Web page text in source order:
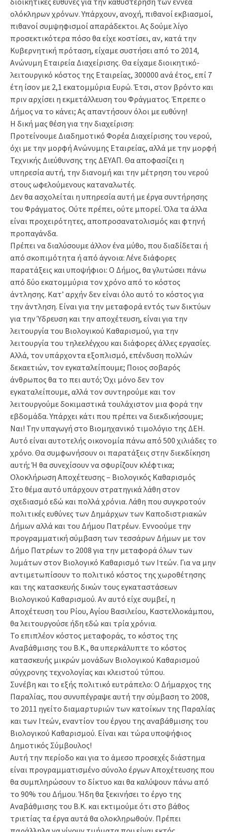
ολόκληρων χρόνων. Υπάρχουν, ανοχή, πιθανοί εκβιασμοί,
πιθανοί συμψηφισμοί απαράδεκτοι. Ας δούμε λίγο
προσεκτικότερα πόσο θα είχε κοστίσει, αν, κατά την
Κυβερνητική πρόταση, είχαμε συστήσει από το 2014,
Ανώνυμη Εταιρεία Διαχείρισης. Θα είχαμε διοικητικό-
λειτουργικό κόστος της Εταιρείας, 300000 ανά έτος, επί 7
έτη ίσον με 2,1 εκατομμύρια Ευρώ. Έτσι, στον βρόντο και
πριν αρχίσει η εκμετάλλευση του Φράγματος. Έπρεπε ο
Δήμος να το κάνει; Ας απαντήσουν όλοι με ευθύνη!
Η δική μας θέση για την διαχείριση:
Προτείνουμε Διαδημοτικό Φορέα Διαχείρισης του νερού,
όχι με την μορφή Ανώνυμης Εταιρείας, αλλά με την μορφή
Τεχνικής Διεύθυνσης της ΔΕΥΑΠ. Θα αποφασίζει η
υπηρεσία αυτή, την διανομή και την μέτρηση του νερού
στους ωφελούμενους καταναλωτές.
Δεν θα ασχολείται η υπηρεσία αυτή με έργα συντήρησης
του Φράγματος. Ούτε πρέπει, ούτε μπορεί. Όλα τα άλλα
είναι προχειρότητες, αποπροσανατολισμός και φτηνή
προπαγάνδα.
Πρέπει να διαλύσουμε άλλον ένα μύθο, που διαδίδεται ή
από σκοπιμότητα ή από άγνοια: Λένε διάφορες
παρατάξεις και υποψήφιοι: Ο Δήμος, θα γλυτώσει πάνω
από δύο εκατομμύρια τον χρόνο από το κόστος
άντλησης. Κατ’ αρχήν δεν είναι όλο αυτό το κόστος για
την άντληση. Είναι για την μεταφορά εντός των δικτύων
για την Ύδρευση και την αποχέτευση, είναι για την
λειτουργία του Βιολογικού Καθαρισμού, για την
λειτουργία του τηλεελέγχου και διάφορες άλλες εργασίες.
Αλλά, τον υπάρχοντα εξοπλισμό, επένδυση πολλών
δεκαετιών, τον εγκαταλείπουμε; Ποιος σοβαρός
άνθρωπος θα το πει αυτό; Όχι μόνο δεν τον
εγκαταλείπουμε, αλλά τον συντηρούμε και τον
λειτουργούμε δοκιμαστικά τουλάχιστον μια φορά την
εβδομάδα. Υπάρχει κάτι που πρέπει να διεκδικήσουμε;
Ναι! Την υπαγωγή στο Βιομηχανικό τιμολόγιο της ΔΕΗ.
Αυτό είναι αυτοτελής οικονομία πάνω από 500 χιλιάδες το
χρόνο. Θα συμφωνήσουν οι παρατάξεις στην διεκδίκηση
αυτή; Ή θα συνεχίσουν να σφυρίζουν κλέφτικα;
Ολοκλήρωση Αποχέτευσης – Βιολογικός Καθαρισμός
Στο θέμα αυτό υπάρχουν στρατηγικά λάθη στον
σχεδιασμό εδώ και πολλά χρόνια. Λάθη που συγκροτούν
πολιτικές ευθύνες των Δημάρχων των Καποδιστριακών
Δήμων αλλά και του Δήμου Πατρέων. Εννοούμε την
προγραμματική σύμβαση των τεσσάρων Δήμων με τον
Δήμο Πατρέων το 2008 για την μεταφορά όλων των
λυμάτων στον Βιολογικό Καθαρισμό των Ιτεών. Για να μην
αντιμετωπίσουν το πολιτικό κόστος της χωροθέτησης
και της κατασκευής δικών τους εγκαταστάσεων
Βιολογικού Καθαρισμού. Αν αυτό είχε συμβεί, η
Αποχέτευση του Ρίου, Αγίου Βασιλείου, Καστελλοκάμπου,
θα λειτουργούσε ήδη εδώ και τρία χρόνια.
Το επιπλέον κόστος μεταφοράς, το κόστος της
Αναβάθμισης του Β.Κ., θα υπερκάλυπτε το κόστος
κατασκευής μικρών μονάδων Βιολογικού Καθαρισμού
σύγχρονης τεχνολογίας και κλειστού τύπου.
Συνέβη και το εξής πολιτικό ευτράπελο: Ο Δήμαρχος της
Παραλίας, που συνυπέγραψε αυτή την σύμβαση το 2008,
το 2011 ηγείτο διαμαρτυριών των κατοίκων της Παραλίας
και των Ιτεών, εναντίον του έργου της αναβάθμισης του
Βιολογικού Καθαρισμού. Είναι και τώρα υποψήφιος
Δημοτικός Σύμβουλος!
Αυτή την περίοδο και για το άμεσο προσεχές διάστημα
είναι προγραμματισμένο σύνολο έργων Αποχέτευσης που
θα συμπληρώσουν το δίκτυο και θα καλύψουν πάνω από
το 90% του Δήμου. Ήδη θα ξεκινήσει το έργο της
Αναβάθμισης του Β.Κ. και εκτιμούμε ότι στο βάθος
τριετίας τα έργα αυτά θα ολοκληρωθούν. Πρέπει